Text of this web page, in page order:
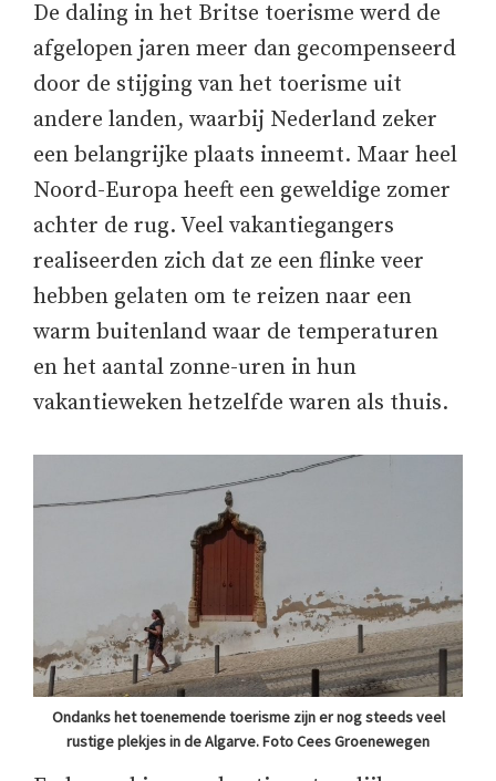
De daling in het Britse toerisme werd de
afgelopen jaren meer dan gecompenseerd
door de stijging van het toerisme uit
andere landen, waarbij Nederland zeker
een belangrijke plaats inneemt. Maar heel
Noord-Europa heeft een geweldige zomer
achter de rug. Veel vakantiegangers
realiseerden zich dat ze een flinke veer
hebben gelaten om te reizen naar een
warm buitenland waar de temperaturen
en het aantal zonne-uren in hun
vakantieweken hetzelfde waren als thuis.
Ondanks het toenemende toerisme zijn er nog steeds veel
rustige plekjes in de Algarve. Foto Cees Groenewegen